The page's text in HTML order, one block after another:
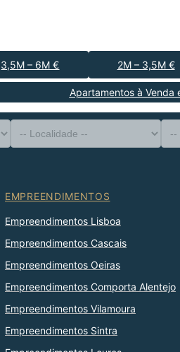
3,5M – 6M € 2M – 3,5M €
Apartamentos à Venda
--
Distrito
--
--
--
EMPREENDIMENTOS
Empreendimentos Lisboa
Empreendimentos Cascais
Empreendimentos Oeiras
Empreendimentos Comporta Alentejo
Empreendimentos Vilamoura
Empreendimentos Sintra